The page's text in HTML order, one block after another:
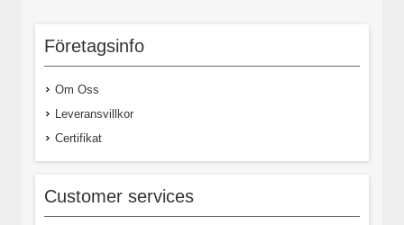
Företagsinfo
Om Oss
Leveransvillkor
Certifikat
Customer services